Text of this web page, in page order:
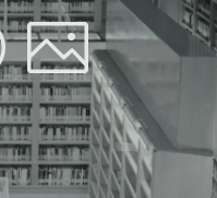
Time Picture